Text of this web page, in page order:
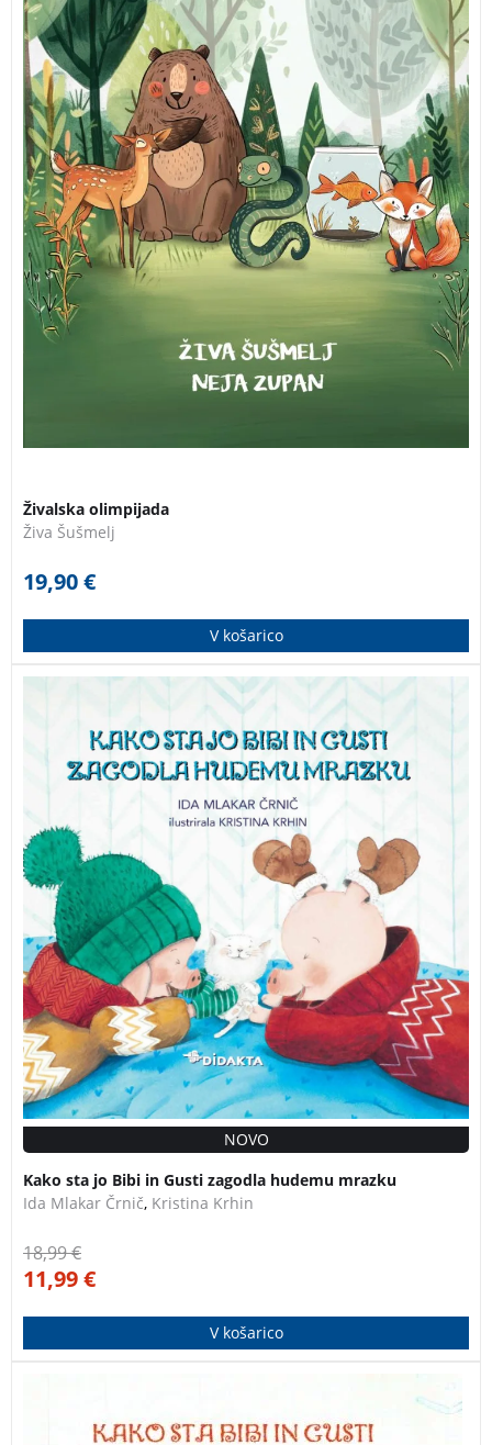
Živalska olimpijada
Živa Šušmelj
19,90€
V košarico
Osma knjiga v zbirki o Bibi in Gustiju. Pujska sta
nerazdružljiva prijatelja. Skupaj preživljata
dogodivščine, spoznavata drug drugega in svet okoli
sebe. KNJIGA S PODPISOM AVTORICE! Kako sta jo Bibi
in Gusti zagodla hudemu mrazku
NOVO
Kako sta jo Bibi in Gusti zagodla hudemu mrazku
Ida Mlakar Črnič, Kristina Krhin
18,99€
11,99€
V košarico
nerazdružljiva prijatelja. Skupaj preživljata